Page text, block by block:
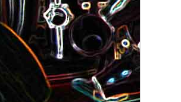
Cake à la rhubarbe
2